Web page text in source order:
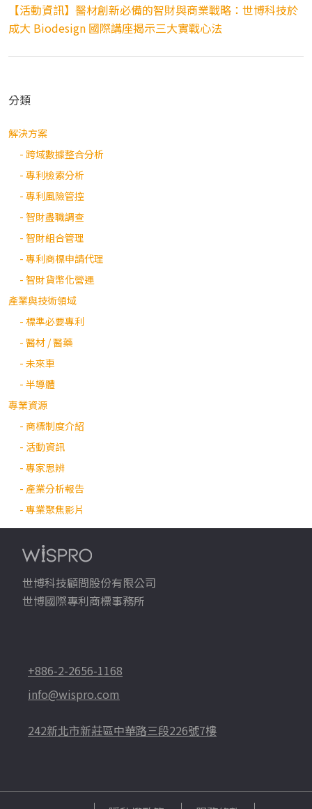
【活動資訊】醫材創新必備的智財與商業戰略：世博科技於
成大 Biodesign 國際講座揭示三大實戰心法
分類
解決方案
- 跨域數據整合分析
- 專利檢索分析
- 專利風險管控
- 智財盡職調查
- 智財組合管理
- 專利商標申請代理
- 智財貨幣化營運
產業與技術領域
- 標準必要專利
- 醫材 / 醫藥
- 未來車
- 半導體
專業資源
- 商標制度介紹
- 活動資訊
- 專家思辨
- 產業分析報告
- 專業聚焦影片
世博科技顧問股份有限公司
世博國際專利商標事務所
+886-2-2656-1168
info@wispro.com
242新北市新莊區中華路三段226號7樓